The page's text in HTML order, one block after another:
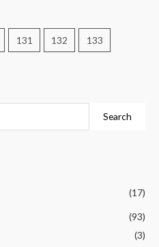
Search
(17)
(93)
(3)
131 132 133